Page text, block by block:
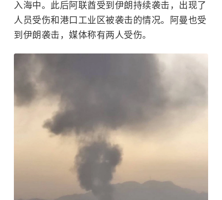
入海中。此后阿联酋受到伊朗持续袭击，出现了
人员受伤和港口工业区被袭击的情况。阿曼也受
到伊朗袭击，媒体称有两人受伤。